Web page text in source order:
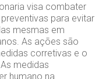
visa combater
para evitar
mesmas em
As ações são
corretivas e o
medidas
humano na